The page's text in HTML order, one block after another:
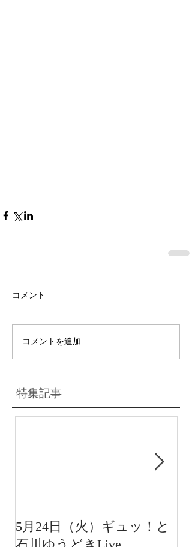
コメント
コメントを追加…
特集記事
5月24日（火）ギュッ！と